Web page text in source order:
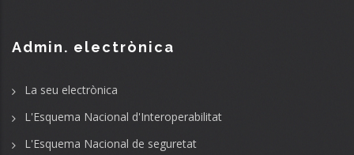
Admin. electrònica
La seu electrònica
L'Esquema Nacional d'Interoperabilitat
L'Esquema Nacional de seguretat